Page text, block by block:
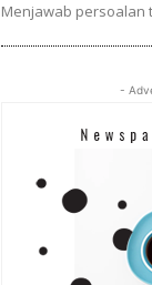
Menjawab persoalan
-